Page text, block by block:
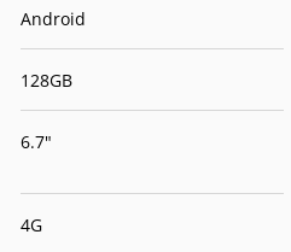
Android
128GB
6.7"
4G